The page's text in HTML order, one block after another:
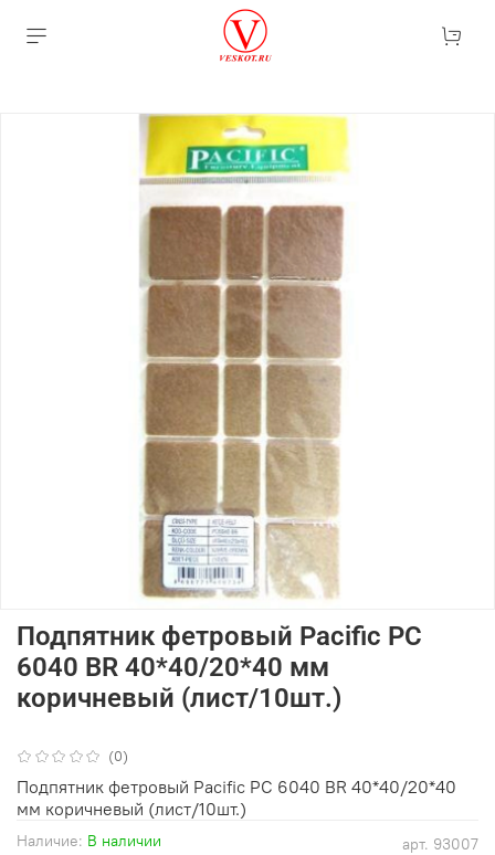
(0)
арт. 93007
Наличие: В наличии
Подпятник фетровый Pacific PC
6040 BR 40*40/20*40 мм
коричневый (лист/10шт.)
Подпятник фетровый Pacific PC 6040 BR 40*40/20*40
мм коричневый (лист/10шт.)